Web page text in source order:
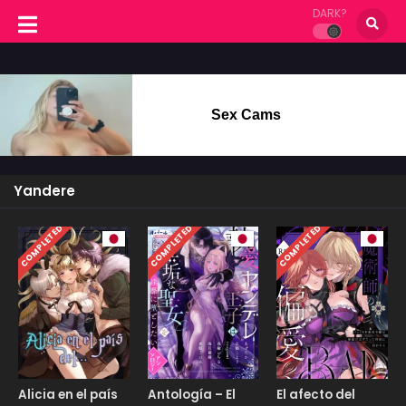
DARK?
Sex Cams
Yandere
COMPLETED
Alicia en el país
COMPLETED
Antología – El
COMPLETED
El afecto del